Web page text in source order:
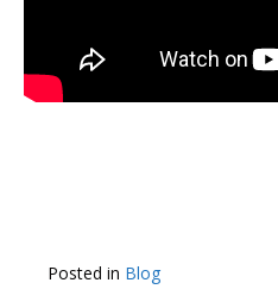
Posted in Blog